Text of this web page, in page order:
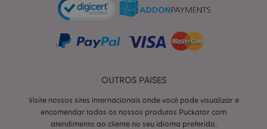
OUTROS PAISES
Visite nossos sites internacionais onde você pode visualizar e
encomendar todos os nossos produtos Puckator com
atendimento ao cliente no seu idioma preferido.
section_data_ids
www.puckator.pt